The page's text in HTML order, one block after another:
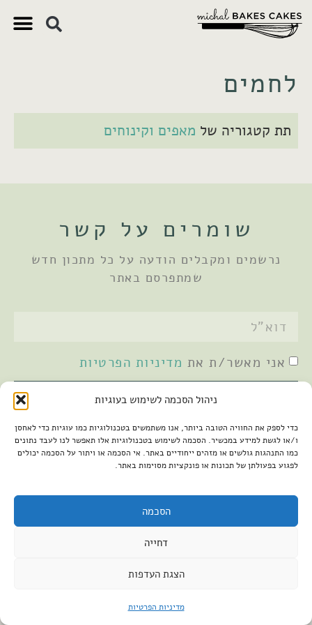
ניהול הסכמה לשימוש בעוגיות
כדי לספק את החוויה הטובה ביותר, אנו משתמשים בטכנולוגיות כמו עוגיות כדי לאחסן
ו/או לגשת למידע במכשיר. הסכמה לשימוש בטכנולוגיות אלו תאפשר לנו לעבד נתונים
כמו התנהגות גולשים או מזהים ייחודיים באתר. אי הסכמה או ויתור על הסכמה יכולים
לפגוע בפעולתן של תכונות או פונקציות מסוימות באתר.
הסכמה
דחייה
הצגת העדפות
מדיניות הפרטיות
לחמים
תת קטגוריה של מאפים וקינוחים
שומרים על קשר
נרשמים ומקבלים הודעה על כל מתכון חדש
שמתפרסם באתר
אני מאשר/ת את מדיניות הפרטיות
שלחתי
הצהרת נגישות